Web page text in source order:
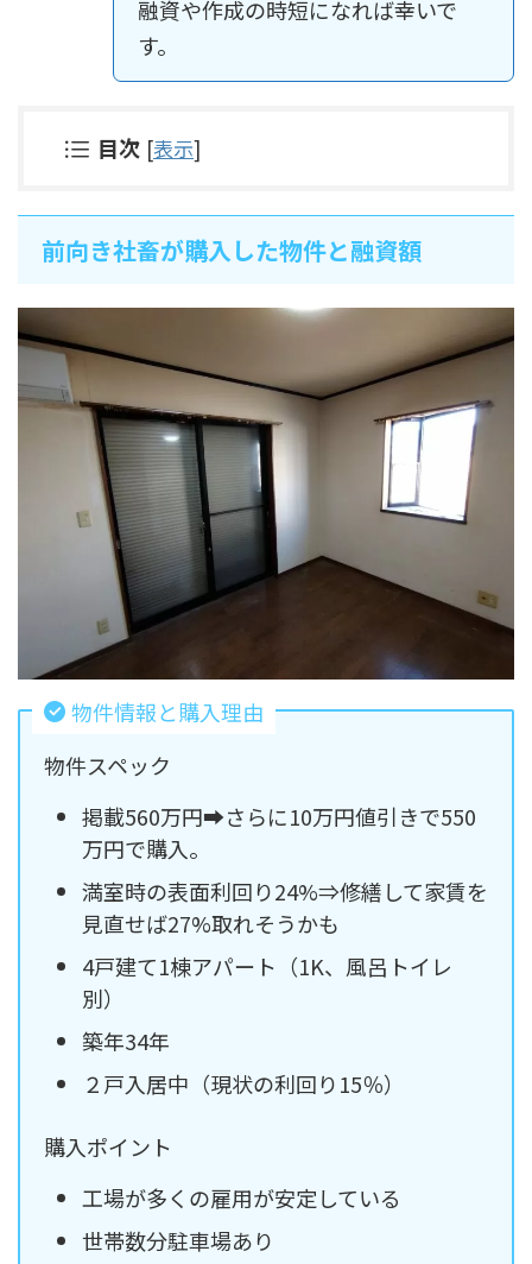
融資や作成の時短になれば幸いで
す。
目次 [表示]
前向き社畜が購入した物件と融資額
物件情報と購入理由
物件スペック
掲載560万円➡さらに10万円値引きで550
万円で購入。
満室時の表面利回り24%⇒修繕して家賃を
見直せば27%取れそうかも
4戸建て1棟アパート（1K、風呂トイレ
別）
築年34年
２戸入居中（現状の利回り15％）
購入ポイント
工場が多くの雇用が安定している
世帯数分駐車場あり